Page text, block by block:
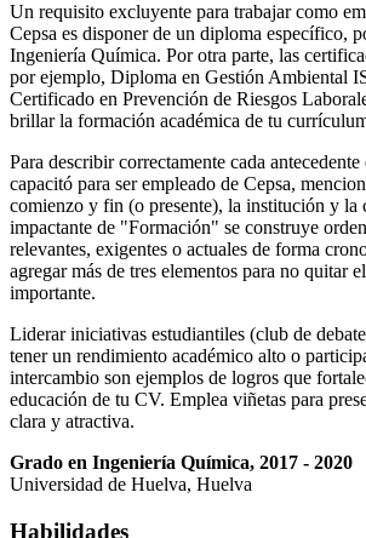
Un requisito excluyente para trabajar como
Cepsa es disponer de un diploma específico,
Ingeniería Química. Por otra parte, las
por ejemplo, Diploma en Gestión Ambiental
Certificado en Prevención de Riesgos
brillar la formación académica de tu
Para describir correctamente cada
capacitó para ser empleado de Cepsa,
comienzo y fin (o presente), la institución y la
impactante de "Formación" se construye
relevantes, exigentes o actuales de forma
agregar más de tres elementos para no quitar
importante.
Liderar iniciativas estudiantiles (club de
tener un rendimiento académico alto o
intercambio son ejemplos de logros que
educación de tu CV. Emplea viñetas para
clara y atractiva.
Grado en Ingeniería Química, 2017 - 2020
Universidad de Huelva, Huelva
Habilidades